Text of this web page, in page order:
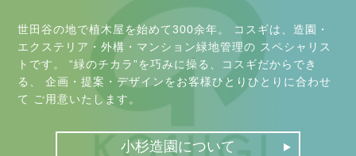
世田谷の地で植木屋を始めて300余年。
コスギは、造園・
エクステリア・外構・マンション緑地管理の スペシャリス
トです。
“緑のチカラ”を巧みに操る、コスギだからでき
る、
企画・提案・デザインをお客様ひとりひとりに合わせ
て
ご用意いたします。
小杉造園について